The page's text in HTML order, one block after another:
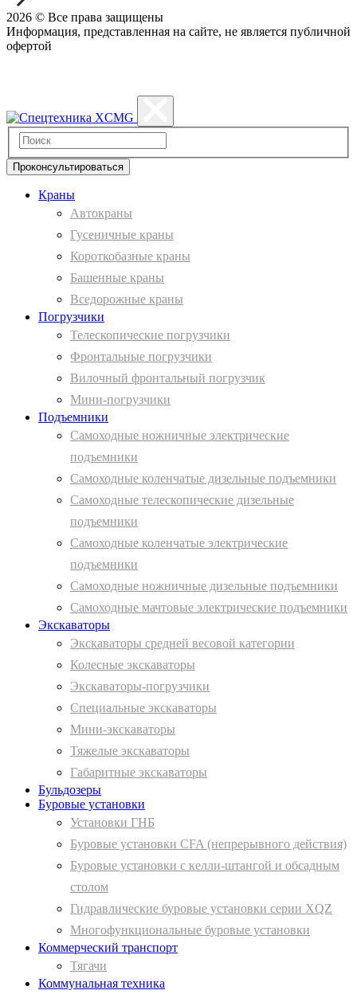
2026 © Все права защищены
Информация, представленная на сайте, не является публичной
офертой
Проконсультироваться
Краны
Автокраны
Гусеничные краны
Короткобазные краны
Башенные краны
Вcедорожные краны
Погрузчики
Телескопические погрузчики
Фронтальные погрузчики
Вилочный фронтальный погрузчик
Мини-погрузчики
Подъемники
Самоходные ножничные электрические
подъемники
Самоходные коленчатые дизельные подъемники
Самоходные телескопические дизельные
подъемники
Самоходные коленчатые электрические
подъемники
Самоходные ножничные дизельные подъемники
Самоходные мачтовые электрические подъемники
Экскаваторы
Экскаваторы средней весовой категории
Колесные экскаваторы
Экскаваторы-погрузчики
Специальные экскаваторы
Мини-экскаваторы
Тяжелые экскаваторы
Габаритные экскаваторы
Бульдозеры
Буровые установки
Установки ГНБ
Буровые установки CFA (непрерывного действия)
Буровые установки с келли-штангой и обсадным
столом
Гидравлические буровые установки серии XQZ
Многофункциональные буровые установки
Коммерческий транспорт
Тягачи
Коммунальная техника